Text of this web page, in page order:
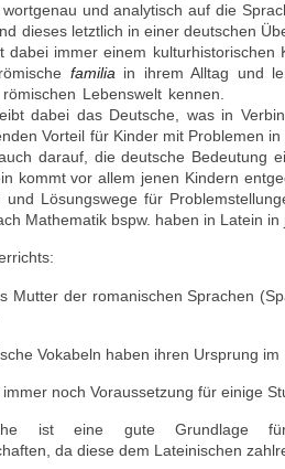
und analytisch auf die
und dieses letztlich in einer
dabei immer einem kulturhistorischen
familia in ihrem Alltag und
antiken römischen
dabei das Deutsche, was in
Vorteil für Kinder mit Problemen
darauf, die deutsche Bedeutung
kommt vor allem jenen Kindern
und Lösungswege für
Mathematik bspw. haben in Latein
Mutter der romanischen Sprachen
Vokabeln haben ihren Ursprung im
noch Voraussetzung für einige
ist eine gute Grundlage
da diese dem Lateinischen